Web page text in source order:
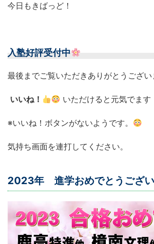
今日もきばっど！
入塾好評受付中
最後までご覧いただきありがとうござい
いいね！ いただけると元気でます
※いいね！ボタンがないようです。
気持ち画面を連打してください。
2023年 進学おめでとうござい